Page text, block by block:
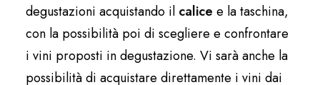
degustazioni acquistando il calice e la taschina,
con la possibilità poi di scegliere e confrontare
i vini proposti in degustazione. Vi sarà anche la
possibilità di acquistare direttamente i vini dai